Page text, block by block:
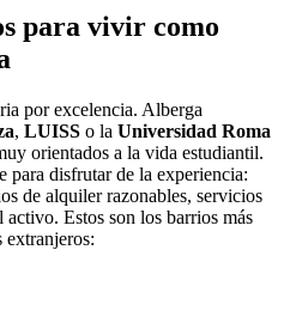
para vivir como
por excelencia. Alberga
, LUISS o la Universidad Roma
orientados a la vida estudiantil.
disfrutar de la experiencia:
de alquiler razonables, servicios
Estos son los barrios más
extranjeros: